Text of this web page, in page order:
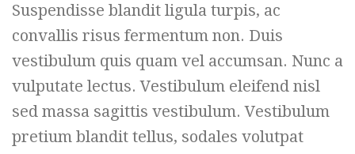
Suspendisse blandit ligula turpis, ac
convallis risus fermentum non. Duis
vestibulum quis quam vel accumsan. Nunc a
vulputate lectus. Vestibulum eleifend nisl
sed massa sagittis vestibulum. Vestibulum
pretium blandit tellus, sodales volutpat